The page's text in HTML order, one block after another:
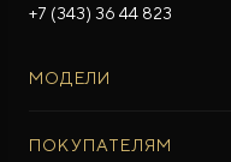
+7 (343) 36 44 823
МОДЕЛИ
ROX ADAMAS
ПОКУПАТЕЛЯМ